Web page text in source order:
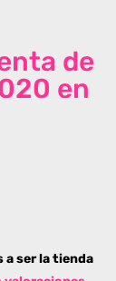
de
en
ser la tienda